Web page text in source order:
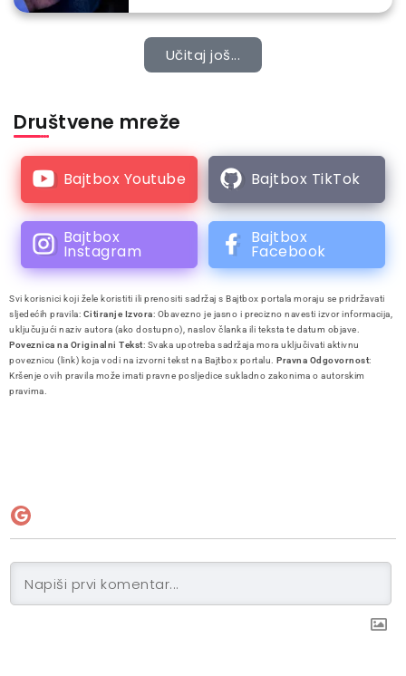
Učitaj još...
Društvene mreže
Bajtbox Youtube Bajtbox TikTok
Bajtbox
Instagram
Bajtbox
Facebook
Svi korisnici koji žele koristiti ili prenositi sadržaj s Bajtbox portala moraju se pridržavati
sljedećih pravila: Citiranje Izvora: Obavezno je jasno i precizno navesti izvor informacija,
uključujući naziv autora (ako dostupno), naslov članka ili teksta te datum objave.
Poveznica na Originalni Tekst: Svaka upotreba sadržaja mora uključivati aktivnu
poveznicu (link) koja vodi na izvorni tekst na Bajtbox portalu. Pravna Odgovornost:
Kršenje ovih pravila može imati pravne posljedice sukladno zakonima o autorskim
pravima.